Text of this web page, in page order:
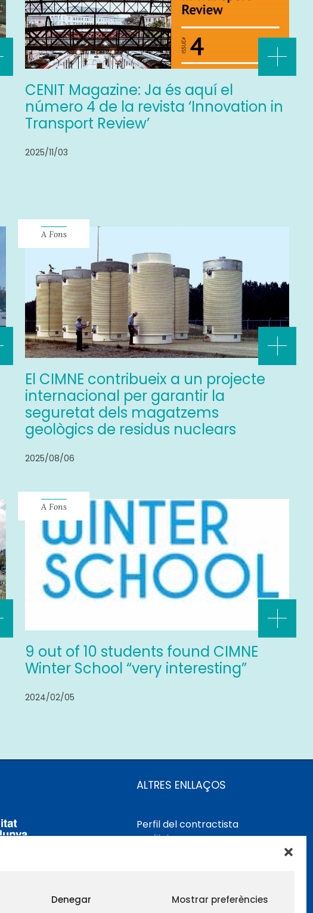
Denegar Mostrar preferències
CENIT Magazine: Ja és aquí el
número 4 de la revista ‘Innovation in
Transport Review’
2025/11/03
A Fons
El CIMNE contribueix a un projecte
internacional per garantir la
seguretat dels magatzems
geològics de residus nuclears
2025/08/06
A Fons
9 out of 10 students found CIMNE
Winter School “very interesting”
2024/02/05
ALTRES ENLLAÇOS
Perfil del contractista
Perfil de Contractant CIMNE